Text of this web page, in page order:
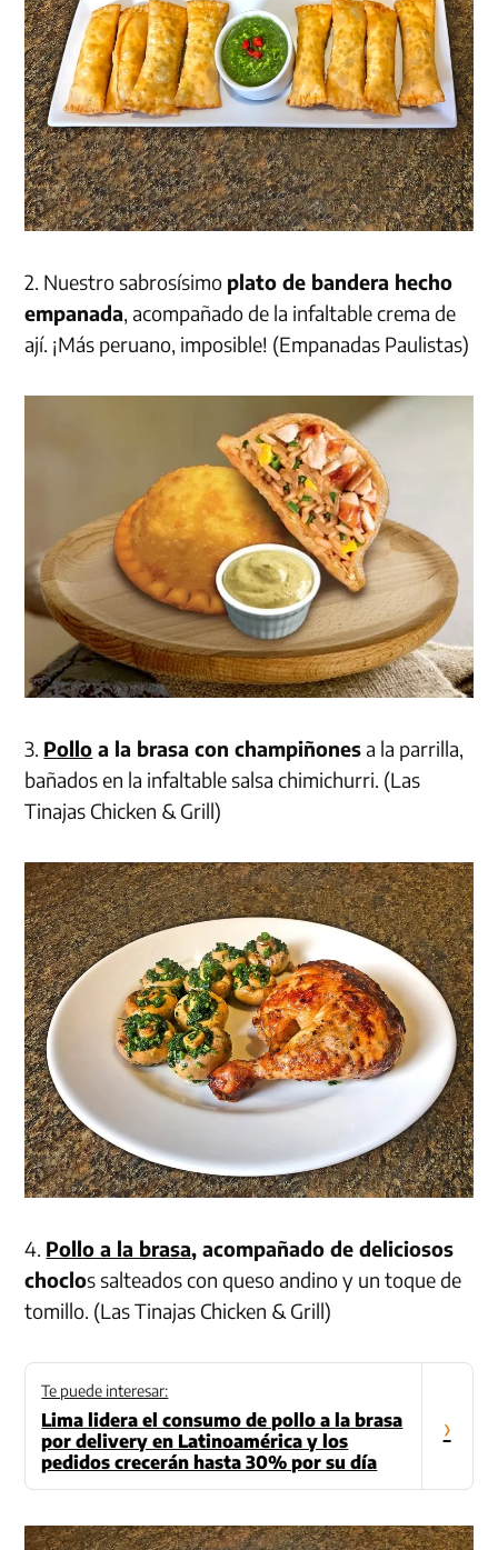
2. Nuestro sabrosísimo plato de bandera hecho
empanada, acompañado de la infaltable crema de
ají. ¡Más peruano, imposible! (Empanadas Paulistas)
3. Pollo a la brasa con champiñonesa la parrilla,
bañados en la infaltable salsa chimichurri. (Las
Tinajas Chicken & Grill)
4. Pollo a la brasa, acompañado de deliciosos
choclos salteados con queso andino y un toque de
tomillo. (Las Tinajas Chicken & Grill)
Te puede interesar:
Lima lidera el consumo de pollo a la brasa
por delivery en Latinoamérica y los
pedidos crecerán hasta 30% por su día
›